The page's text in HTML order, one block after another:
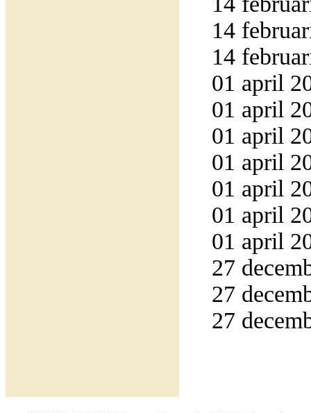
14
14
01 april
01 april
01 april
01 april
01 april
01 april
01 april
27
27
27